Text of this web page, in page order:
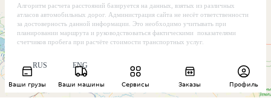
Ваши грузы Ваши машины Сервисы Заказы Профиль
Алгоритм расчета расстояний базируется на данных, взятых из различных
атласов автомобильных дорог. Администрация сайта не несёт ответственности
за достоверность данной информации. Это необходимо учитывать при
планировании маршрута и руководствоваться фактическими показателями
счетчиков пробега при расчёте стоимости транспортных услуг.
RUS ENG